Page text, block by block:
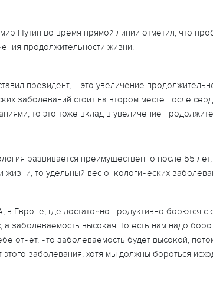
Путин во время прямой линии отметил, что
продолжительности жизни.
президент, – это увеличение
заболеваний стоит на втором месте после
то это тоже вклад в увеличение
развивается преимущественно после 55
то удельный вес онкологических
Европе, где достаточно продуктивно борются
а заболеваемость высокая. То есть нам надо
отчет, что заболеваемость будет высокой,
заболевания, хотя мы должны бороться